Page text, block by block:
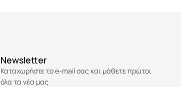
Newsletter
Καταχωρήστε το e-mail σας και μάθετε πρώτοι
όλα τα νέα μας